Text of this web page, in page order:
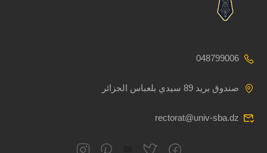
048799006
صندوق بريد 89 سيدي بلعباس الجزائر
rectorat@univ-sba.dz